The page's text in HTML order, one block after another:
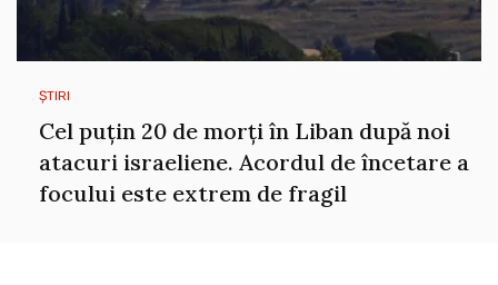
ȘTIRI
Cel puțin 20 de morți în Liban după noi
atacuri israeliene. Acordul de încetare a
focului este extrem de fragil